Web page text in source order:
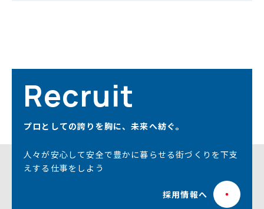
(3)上記の利用目的に付随する目的
お客様から提供していただいた個人情報は、以下の場
せん。
(1)法令に基づき、適正に開示または提供を要求された
(3)国の機関もしくは地方公共団体またはその委託を受
Recruit
プロとしての誇りを胸に、未来へ紡ぐ。
人々が安心して安全で豊かに暮らせる街づくりを下支
えする仕事をしよう
採用情報へ